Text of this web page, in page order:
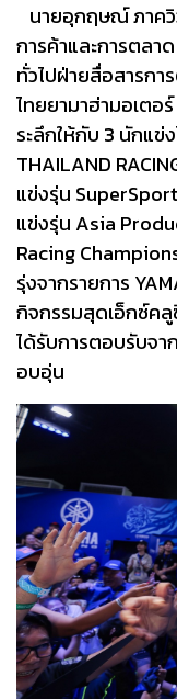
นายอุกฤษณ์ ภาค
การค้าและการตลา
ทั่วไปฝ่ายสื่อสารก
ไทยยามาฮ่ามอเต
ระลึกให้กับ 3 นักแข่
THAILAND
แข่งรุ่น
แข่งรุ่น Asia
Racing
รุ่งจากรายการ
กิจกรรมสุดเอ็กซ์ค
ได้รับการตอบรับจ
อบอุ่น